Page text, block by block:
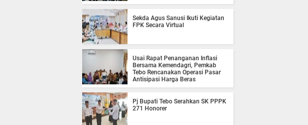
Sekda Agus Sanusi Ikuti Kegiatan
FPK Secara Virtual
Usai Rapat Penanganan Inflasi
Bersama Kemendagri, Pemkab
Tebo Rencanakan Operasi Pasar
Antisipasi Harga Beras
Pj Bupati Tebo Serahkan SK PPPK
271 Honorer